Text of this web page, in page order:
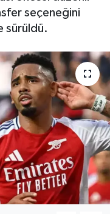
seçeneğini
sürüldü.